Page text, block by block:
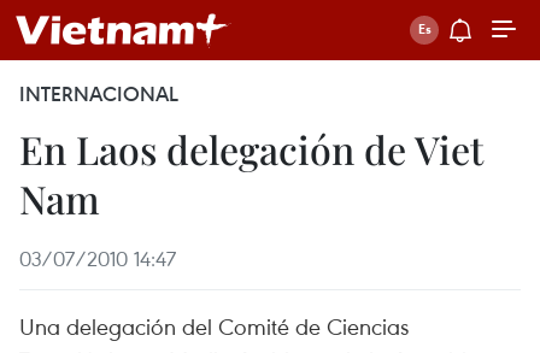
INTERNACIONAL
En Laos delegación de Viet
Nam
03/07/2010 14:47
Una delegación del Comité de Ciencias